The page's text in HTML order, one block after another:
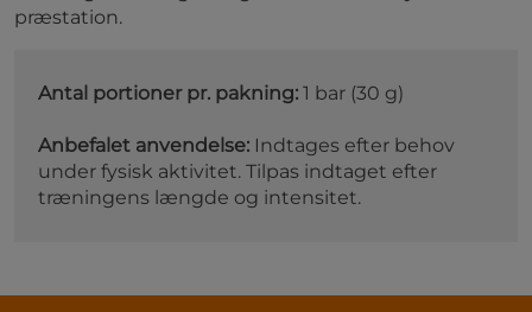
præstation.
Antal portioner pr. pakning: 1 bar (30 g)
Anbefalet anvendelse: Indtages efter behov
under fysisk aktivitet. Tilpas indtaget efter
træningens længde og intensitet.